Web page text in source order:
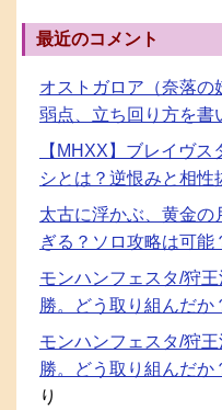
最近のコメント
オストガロア（奈落の
弱点、立ち回り方を書
【MHXX】ブレイヴ
シとは？逆恨みと相性
太古に浮かぶ、黄金の
ぎる？ソロ攻略は可能
モンハンフェスタ/狩
勝。どう取り組んだか
モンハンフェスタ/狩
勝。どう取り組んだか
り